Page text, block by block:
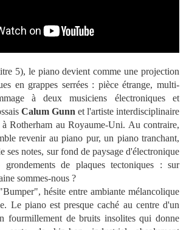
5), le piano devient comme une projection
en grappes serrées : pièce étrange, multi-
à deux musiciens électroniques et
Calum Gunn et l'artiste interdisciplinaire
Rotherham au Royaume-Uni. Au contraire,
revenir au piano pur, un piano tranchant,
ses notes, sur fond de paysage d'électronique
grondements de plaques tectoniques : sur
sommes-nous ?
hésite entre ambiante mélancolique
Le piano est presque caché au centre d'un
fourmillement de bruits insolites qui donne